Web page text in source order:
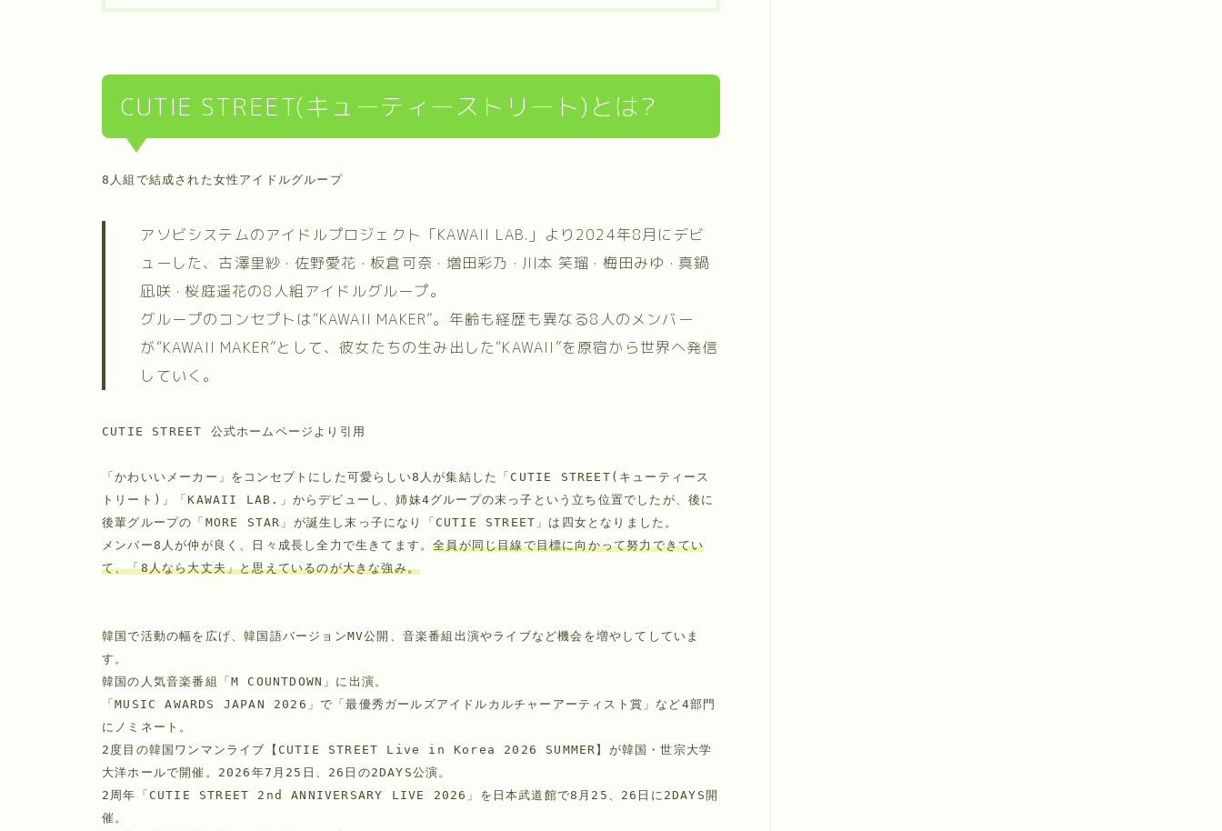
CUTIE STREET(キューティーストリート)とは?
8人組で結成された女性アイドルグループ
アソビシステムのアイドルプロジェクト「KAWAII LAB.」より2024年8月にデビ
ューした、古澤里紗 · 佐野愛花 · 板倉可奈 · 増田彩乃 · 川本 笑瑠 · 梅田みゆ · 真鍋
凪咲 · 桜庭遥花の8人組アイドルグループ。
グループのコンセプトは“KAWAII MAKER”。年齢も経歴も異なる8人のメンバー
が“KAWAII MAKER”として、彼女たちの生み出した“KAWAII”を原宿から世界へ発信
していく。
CUTIE STREET 公式ホームページより引用
「かわいいメーカー」をコンセプトにした可愛らしい8人が集結した「CUTIE STREET(キューティース
トリート)」「KAWAII LAB.」からデビューし、姉妹4グループの末っ子という立ち位置でしたが、後に
後輩グループの「MORE STAR」が誕生し末っ子になり「CUTIE STREET」は四女となりました。
メンバー8人が仲が良く、日々成長し全力で生きてます。全員が同じ目線で目標に向かって努力できてい
て、「8人なら大丈夫」と思えているのが大きな強み。
韓国で活動の幅を広げ、韓国語バージョンMV公開、音楽番組出演やライブなど機会を増やしてしていま
す。
韓国の人気音楽番組「M COUNTDOWN」に出演。
「MUSIC AWARDS JAPAN 2026」で「最優秀ガールズアイドルカルチャーアーティスト賞」など4部門
にノミネート。
2度目の韓国ワンマンライブ【CUTIE STREET Live in Korea 2026 SUMMER】が韓国・世宗大学
大洋ホールで開催。2026年7月25日、26日の2DAYS公演。
2周年「CUTIE STREET 2nd ANNIVERSARY LIVE 2026」を日本武道館で8月25、26日に2DAYS開
催。